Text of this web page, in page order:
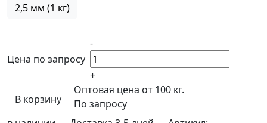
2,5 мм (1 кг)
Цена по запросу
-
+
В корзину
Оптовая цена от 100 кг.
По запросу